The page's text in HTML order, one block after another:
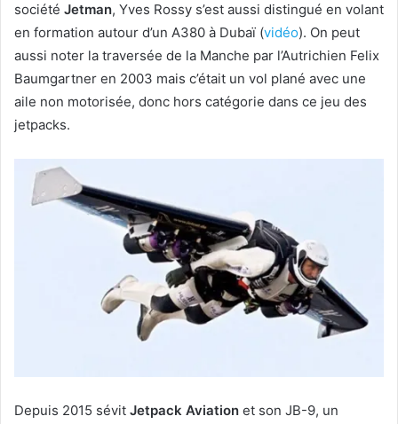
société Jetman, Yves Rossy s’est aussi distingué en volant
en formation autour d’un A380 à Dubaï (vidéo). On peut
aussi noter la traversée de la Manche par l’Autrichien Felix
Baumgartner en 2003 mais c’était un vol plané avec une
aile non motorisée, donc hors catégorie dans ce jeu des
jetpacks.
Depuis 2015 sévit Jetpack Aviation et son JB-9, un